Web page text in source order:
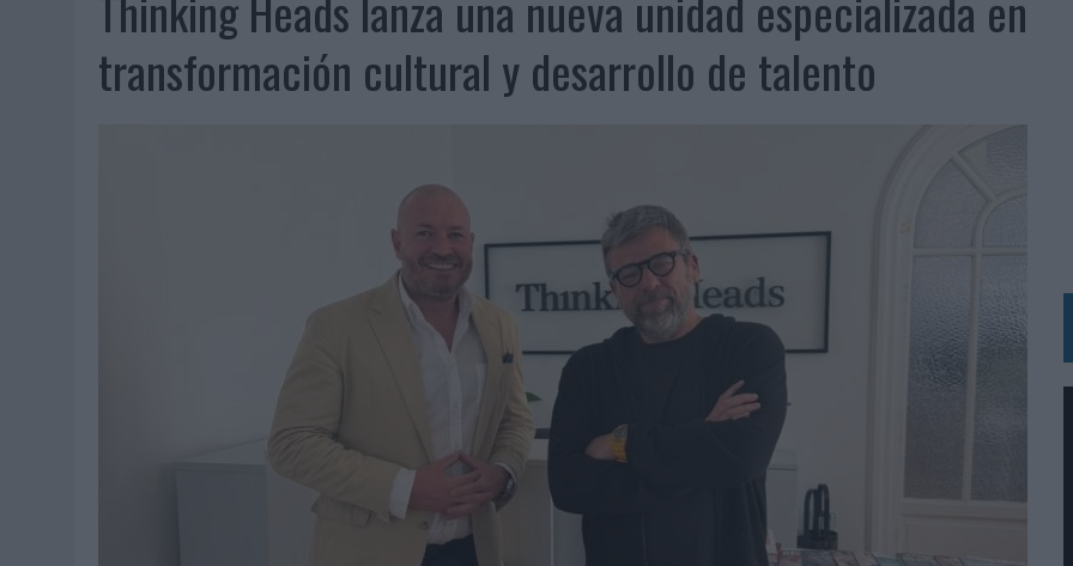
05/08/2026 | LOPESAN HOTELS & RESORTS ACERCA EL PARAÍSO CANARIO EN SU ÚLTIMA CAMPAÑA INTERNACIONAL
05/08/2026
LUIS ARQUILLOS (BURGO DE ARIAS): “LA CONSTRUCCIÓN DE MARCA A LARGO PLAZO Y LA MEDICIÓN SON DOS CARAS DE LA MISMA
‘LA ÚNICA CERVEZA DEL MUNDO QUE SE DISFRUTA DOS VECES’, DE INUSUALY PARA CERVEZA CAPAZ
‘EL FÚTBOL SIN LAS PERSONAS’, DE DENTSU CREATIVE PARA ORANGE
CAPAZ, LA CERVEZA QUE CONVIERTE CADA BOTELLA EN UNA OPORTUNIDAD DE INCLUSIÓN
BABARIA Y MAXIBON SON ‘EL MATCH PERFECTO DEL VERANO’
AUDIBLE REIVINDICA EL PODER TRANSFORMADOR DEL AUDIO EN SU NUEVA CAMPAÑA GLOBAL DE MARCA
‘VUELVE EL FÚTBOL. VUELVE A SOÑAR’, DE VML PARA MOVISTAR
MOVISTAR APELA A LA ILUSIÓN DE LAS AFICIONES PARA EL REGRESO DEL FÚTBOL
EL REAL BETIS INVITA A LOS AFICIONADOS A DISEÑAR SU PRÓXIMA CAMISETA FOREVER GREEN
KFC CONVIERTE LOS UBER EN UN HOMENAJE AL UNIVERSO DE 'LOS SIMPSON'
BACK MARKET PONE A LA MADRE DE SU FUNDADOR COMO AVAL DE SU CALIDAD
transformación cultural y desarrollo de talento